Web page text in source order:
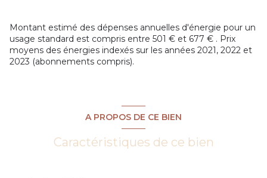
Montant estimé des dépenses annuelles d'énergie pour un
usage standard est compris entre 501 € et 677 € . Prix
moyens des énergies indexés sur les années 2021, 2022 et
2023 (abonnements compris).
A PROPOS DE CE BIEN
Caractéristiques de ce bien